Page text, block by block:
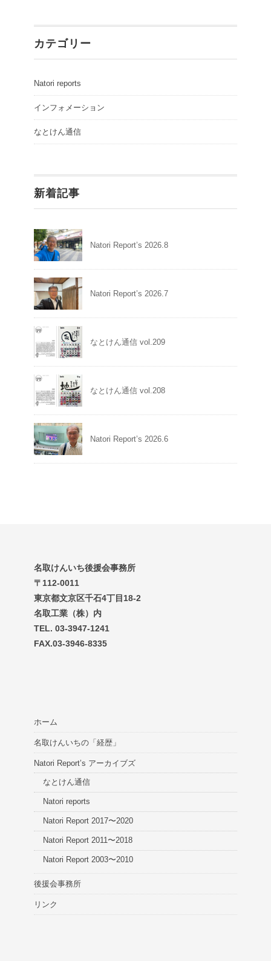
カテゴリー
Natori reports
インフォメーション
なとけん通信
新着記事
Natori Report’s 2026.8
Natori Report’s 2026.7
なとけん通信 vol.209
なとけん通信 vol.208
Natori Report’s 2026.6
名取けんいち後援会事務所
〒112-0011
東京都文京区千石4丁目18-2
名取工業（株）内
TEL. 03-3947-1241
FAX.03-3946-8335
ホーム
名取けんいちの「経歴」
Natori Report’s アーカイブズ
なとけん通信
Natori reports
Natori Report 2017〜2020
Natori Report 2011〜2018
Natori Report 2003〜2010
後援会事務所
リンク